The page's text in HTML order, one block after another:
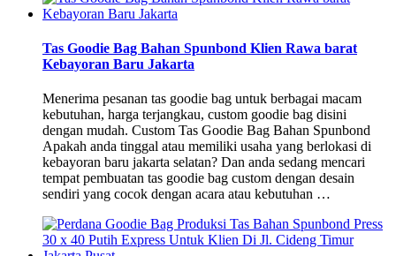
Tas Goodie Bag Bahan Spunbond Klien Rawa barat
Kebayoran Baru Jakarta
Menerima pesanan tas goodie bag untuk berbagai macam
kebutuhan, harga terjangkau, custom goodie bag disini
dengan mudah. Custom Tas Goodie Bag Bahan Spunbond
Apakah anda tinggal atau memiliki usaha yang berlokasi di
kebayoran baru jakarta selatan? Dan anda sedang mencari
tempat pembuatan tas goodie bag custom dengan desain
sendiri yang cocok dengan acara atau kebutuhan …